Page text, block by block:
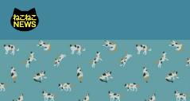
コンテンツへスキップ